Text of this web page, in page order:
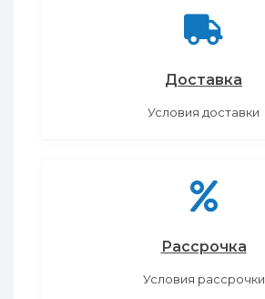
Доставка
Условия доставки
Рассрочка
Условия рассрочки